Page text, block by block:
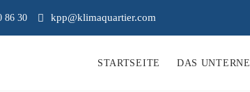
86 30 kpp@klimaquartier.com
STARTSEITE DAS